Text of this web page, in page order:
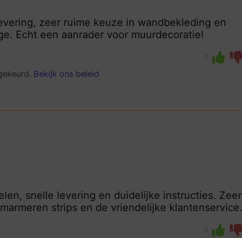
zeer ruime keuze in wandbekleding en
Echt een aanrader voor muurdecoratie!
0
Bekijk ons beleid
snelle levering en duidelijke instructies. Zeer
strips en de vriendelijke klantenservice.
0